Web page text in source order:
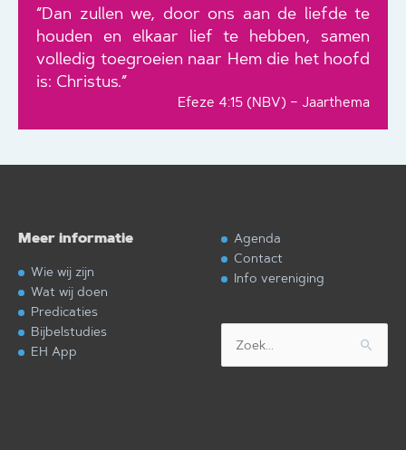
“Dan zullen we, door ons aan de liefde te
houden en elkaar lief te hebben, samen
volledig toegroeien naar Hem die het hoofd
is: Christus.”
Efeze 4:15 (NBV) – Jaarthema
Meer informatie
Wie wij zijn
Wat wij doen
Predicaties
Bijbelstudies
EH App
Agenda
Contact
Info vereniging
naar: